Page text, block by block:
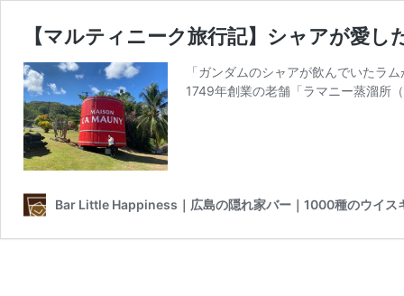
【マルティニーク旅行記】シャアが愛
「ガンダムのシャアが飲んでいたラ
1749年創業の老舗「ラマニー蒸溜所
Bar Little Happiness｜広島の隠れ家バー｜1000種のウイス